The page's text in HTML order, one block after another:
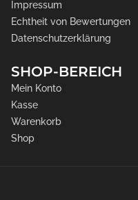
Impressum
Echtheit von Bewertungen
Datenschutzerklärung
SHOP-BEREICH
Mein Konto
Kasse
Warenkorb
Shop